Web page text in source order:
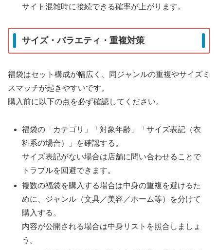
サイト混雑時に接続できる確率が上がります。
サイズ・バラエティ・重複対策
福袋はセット構成が幅広く、同ジャンルの重複やサイズミ
スマッチが起きやすいです。
購入前に以下の点を必ず確認してください。
福袋の「カテゴリ」「対象年齢」「サイズ表記（衣
料系の場合）」を確認する。
サイズ表記がない場合は店舗に問い合わせることで
トラブルを回避できます。
複数の福袋を購入する場合は中身の重複を避けるた
めに、ジャンル（文具／美容／ホーム等）を分けて
購入する。
内容が公開される場合は中身リストを照合しましょ
う。